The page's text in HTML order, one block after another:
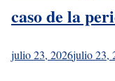
caso de la
julio 23, 2026julio 23,